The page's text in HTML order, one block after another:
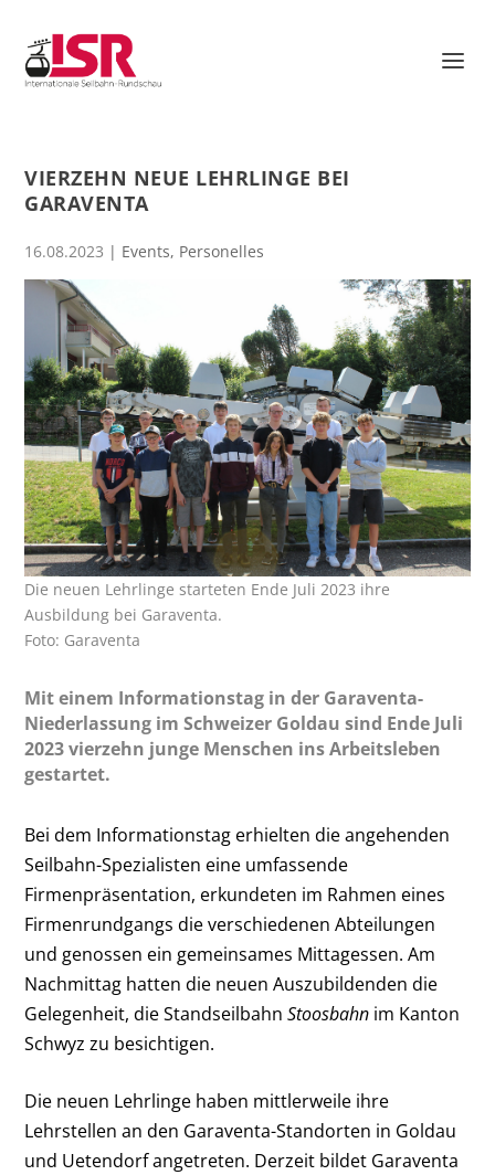
VIERZEHN NEUE LEHRLINGE BEI
GARAVENTA
16.08.2023 | Events, Personelles
Die neuen Lehrlinge starteten Ende Juli 2023 ihre
Ausbildung bei Garaventa.
Foto: Garaventa
Mit einem Informationstag in der Garaventa-
Niederlassung im Schweizer Goldau sind Ende Juli
2023 vierzehn junge Menschen ins Arbeitsleben
gestartet.
Bei dem Informationstag erhielten die angehenden
Seilbahn-Spezialisten eine umfassende
Firmenpräsentation, erkundeten im Rahmen eines
Firmenrundgangs die verschiedenen Abteilungen
und genossen ein gemeinsames Mittagessen. Am
Nachmittag hatten die neuen Auszubildenden die
Gelegenheit, die StandseilbahnStoosbahn im Kanton
Schwyz zu besichtigen.
Die neuen Lehrlinge haben mittlerweile ihre
Lehrstellen an den Garaventa-Standorten in Goldau
und Uetendorf angetreten. Derzeit bildet Garaventa